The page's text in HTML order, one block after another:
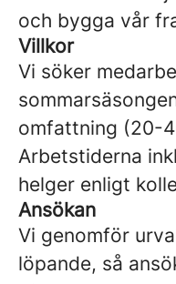
och bygga vår
Villkor
Vi söker
omfattning (20-
Arbetstiderna
helger enligt
Ansökan
Vi genomför
löpande, så